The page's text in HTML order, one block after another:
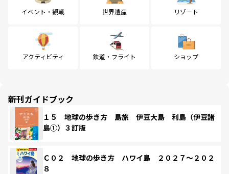
イベント・観戦 世界遺産 リゾート
アクティビティ 鉄道・フライト ショップ
新刊ガイドブック
１５ 地球の歩き方 島旅 伊豆大島 利島（伊豆諸
島①）３訂版
Ｃ０２ 地球の歩き方 ハワイ島 ２０２７～２０２
８